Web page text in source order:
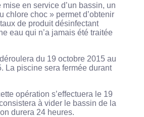
mise en service d’un bassin, un
chlore choc » permet d’obtenir
de produit désinfectant
eau qui n’a jamais été traitée
du 19 octobre 2015 au
La piscine sera fermée durant
opération s’effectuera le 19
à vider le bassin de la
durera 24 heures.